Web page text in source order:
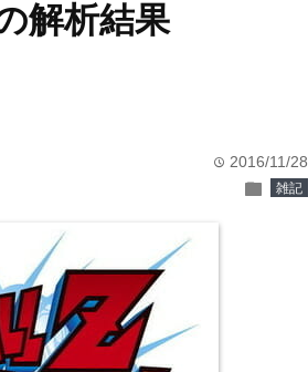
解析結果
time 2016/11/28
folder 雑記